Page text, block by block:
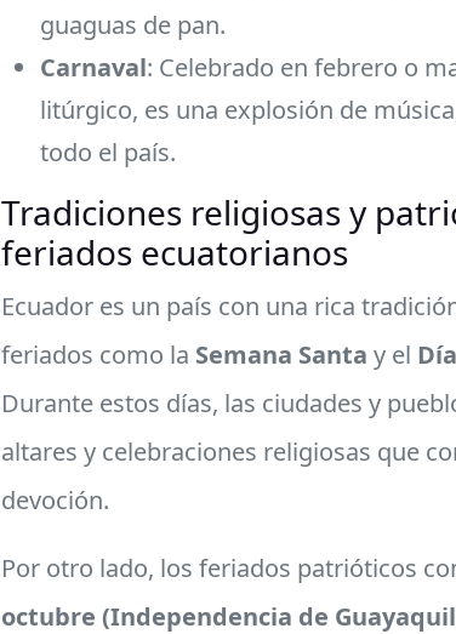
guaguas de pan.
Carnaval: Celebrado en febrero o
litúrgico, es una explosión de
todo el país.
Tradiciones religiosas y
feriados ecuatorianos
Ecuador es un país con una rica
feriados como la Semana Santa y el
Durante estos días, las ciudades y
altares y celebraciones religiosas que
devoción.
Por otro lado, los feriados patrióticos
octubre (Independencia de